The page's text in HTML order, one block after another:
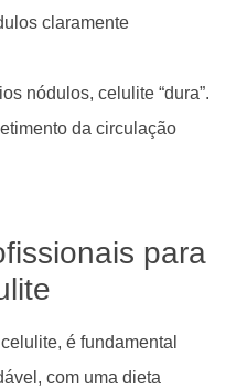
claramente
nódulos, celulite “dura”.
da circulação
para
é fundamental
com uma dieta